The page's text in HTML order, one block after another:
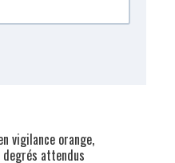
vigilance orange,
degrés attendus